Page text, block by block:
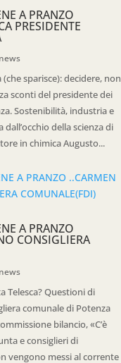
A PRANZO
PRESIDENTE
sparisce): decidere, non
sconti del presidente dei
Sostenibilità, industria e
dall’occhio della scienza di
in chimica Augusto...
A PRANZO
CONSIGLIERA
Telesca? Questioni di
comunale di Potenza
bilancio, «C’è
e consiglieri di
vengono messi al corrente